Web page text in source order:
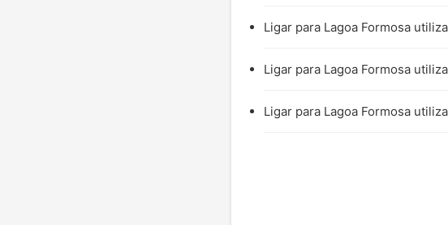
Ligar para Lagoa Formosa
Ligar para Lagoa Formosa
Ligar para Lagoa Formosa